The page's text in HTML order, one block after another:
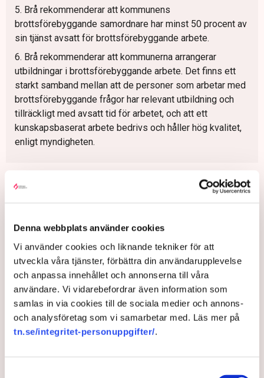
Denna webbplats använder cookies
Vi använder cookies och liknande tekniker för att
utveckla våra tjänster, förbättra din användarupplevelse
och anpassa innehållet och annonserna till våra
användare. Vi vidarebefordrar även information som
samlas in via cookies till de sociala medier och annons-
och analysföretag som vi samarbetar med. Läs mer på
tn.se/integritet-personuppgifter/.
5. Brå rekommenderar att kommunens
brottsförebyggande samordnare har minst 50 procent av
sin tjänst avsatt för brottsförebyggande arbete.
6. Brå rekommenderar att kommunerna arrangerar
utbildningar i brottsförebyggande arbete. Det finns ett
starkt samband mellan att de personer som arbetar med
brottsförebyggande frågor har relevant utbildning och
tillräckligt med avsatt tid för arbetet, och att ett
kunskapsbaserat arbete bedrivs och håller hög kvalitet,
enligt myndigheten.
Expert: Så tjänar kriminella på
att driva företag – ”Lagstiftning
Näringsliv
Brottsförebyggande Brott Lagstiftning
Järfälla kommun
Värnamo kommun
Utbildning Umeå Uddevalla Trollhättan